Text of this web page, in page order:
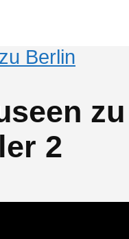
Berlin
2